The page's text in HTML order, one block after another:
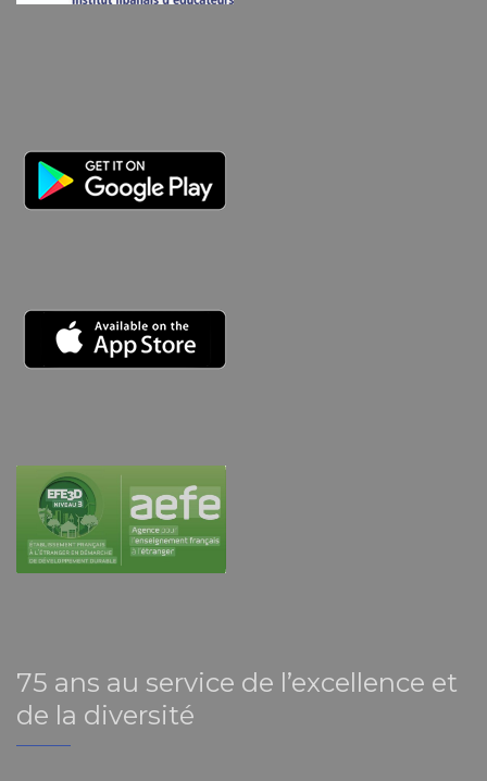
75 ans au service de l’excellence et
de la diversité